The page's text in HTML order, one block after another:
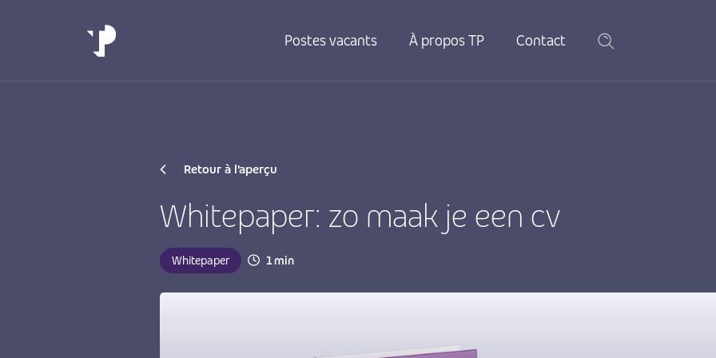
Postes vacants À propos TP Contact
Retour à l'aperçu
Whitepaper: zo maak je een cv
Whitepaper 1 min